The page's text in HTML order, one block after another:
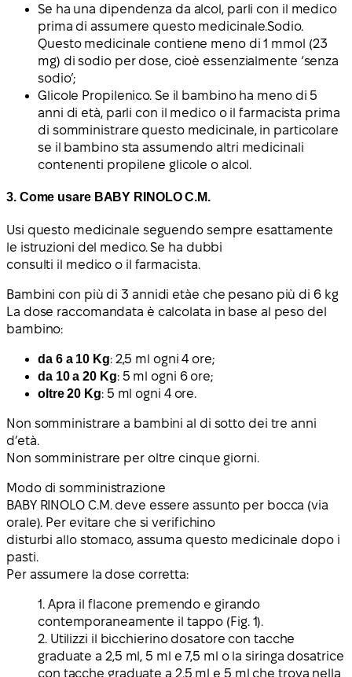
Se ha una dipendenza da alcol, parli con il medico
prima di assumere questo medicinale.Sodio.
Questo medicinale contiene meno di 1 mmol (23
mg) di sodio per dose, cioè essenzialmente ‘senza
sodio’;
Glicole Propilenico. Se il bambino ha meno di 5
anni di età, parli con il medico o il farmacista prima
di somministrare questo medicinale, in particolare
se il bambino sta assumendo altri medicinali
contenenti propilene glicole o alcol.
3. Come usare BABY RINOLO C.M.
Usi questo medicinale seguendo sempre esattamente
le istruzioni del medico. Se ha dubbi
consulti il medico o il farmacista.
Bambini con più di 3 annidi etàe che pesano più di 6 kg
La dose raccomandata è calcolata in base al peso del
bambino:
da 6 a 10 Kg: 2,5 ml ogni 4 ore;
da 10 a 20 Kg: 5 ml ogni 6 ore;
oltre 20 Kg: 5 ml ogni 4 ore.
Non somministrare a bambini al di sotto dei tre anni
d’età.
Non somministrare per oltre cinque giorni.
Modo di somministrazione
BABY RINOLO C.M. deve essere assunto per bocca (via
orale). Per evitare che si verifichino
disturbi allo stomaco, assuma questo medicinale dopo i
pasti.
Per assumere la dose corretta:
1. Apra il flacone premendo e girando
contemporaneamente il tappo (Fig. 1).
2. Utilizzi il bicchierino dosatore con tacche
graduate a 2,5 ml, 5 ml e 7,5 ml o la siringa dosatrice
con tacche graduate a 2,5 ml e 5 ml che trova nella